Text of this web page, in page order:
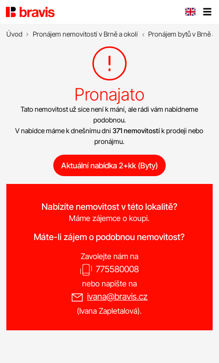
Úvod Pronájem nemovitostí v Brně a okolí Pronájem bytů v Brně a
Pronajato
Tato nemovitost už sice není k mání, ale rádi vám nabídneme
podobnou.
V nabídce máme k dnešnímu dni371 nemovitostík prodeji nebo
pronájmu.
Aktuální nabídka 2+kk (Byty)
Nabízíte nemovitost v této lokalitě?
Máme zájemce o koupi.
Máte-li zájem o podobnou nemovitost?
Zavolejte nám na
775580008
nebo napište na
ivana@bravis.cz
(Ivana Zapletalová).